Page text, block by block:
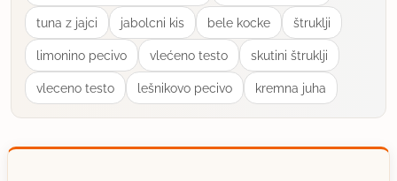
tuna z jajci jabolcni kis bele kocke štruklji
limonino pecivo vlećeno testo skutini štruklji
vleceno testo lešnikovo pecivo kremna juha